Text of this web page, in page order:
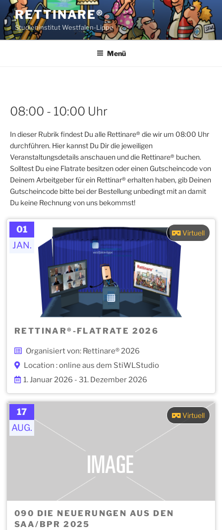
Zum
Inhalt
springen
RETTINARE®
Studieninstitut Westfalen-Lippe
Menü
08:00 - 10:00 Uhr
In dieser Rubrik findest Du alle Rettinare® die wir um 08:00 Uhr
durchführen. Hier kannst Du Dir die jeweiligen
Veranstaltungsdetails anschauen und die Rettinare® buchen.
Solltest Du eine Flatrate besitzen oder einen Gutscheincode von
Deinem Arbeitgeber für ein Rettinar® erhalten haben, gib Deinen
Gutscheincode bitte bei der Bestellung unbedingt mit an damit
Du keine Rechnung von uns bekommst!
01
JAN.
Virtuell
RETTINAR®-FLATRATE 2026
Organisiert von: Rettinare® 2026
Location : online aus dem StiWLStudio
1. Januar 2026 - 31. Dezember 2026
17
AUG.
Virtuell
090 DIE NEUERUNGEN AUS DEN
SAA/BPR 2025